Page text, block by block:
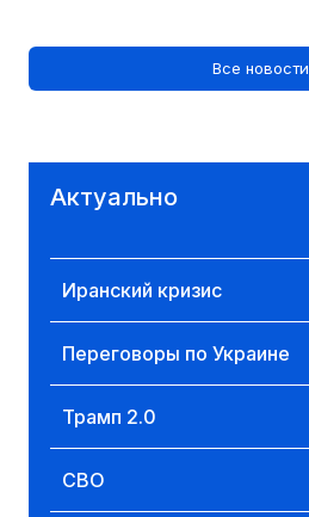
Все новости
Актуально
Иранский кризис
Переговоры по Украине
Трамп 2.0
СВО